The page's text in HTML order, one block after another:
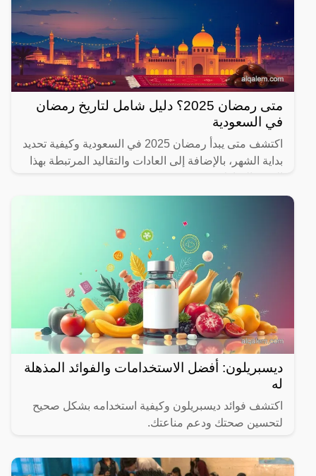
متى رمضان 2025؟ دليل شامل لتاريخ رمضان
في السعودية
اكتشف متى يبدأ رمضان 2025 في السعودية وكيفية تحديد
بداية الشهر، بالإضافة إلى العادات والتقاليد المرتبطة بهذا
ديسبريلون: أفضل الاستخدامات والفوائد المذهلة
له
اكتشف فوائد ديسبريلون وكيفية استخدامه بشكل صحيح
لتحسين صحتك ودعم مناعتك.